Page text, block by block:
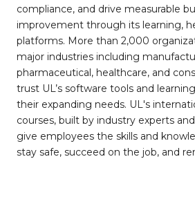
compliance, and drive measurable
improvement through its learning,
platforms. More than 2,000
major industries including
pharmaceutical, healthcare, and
trust UL’s software tools and
their expanding needs. UL's
courses, built by industry experts
give employees the skills and
stay safe, succeed on the job, and